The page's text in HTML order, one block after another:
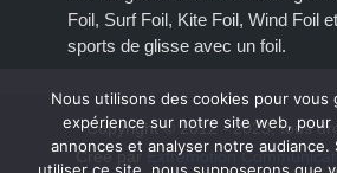
Foil, Surf Foil, Kite Foil, Wind Foil
sports de glisse avec un foil.
Copyright © 2012 - 2023, tous
Créé par Extremotion
Nous utilisons des cookies pour vous
expérience sur notre site web, pour
annonces et analyser notre audiance.